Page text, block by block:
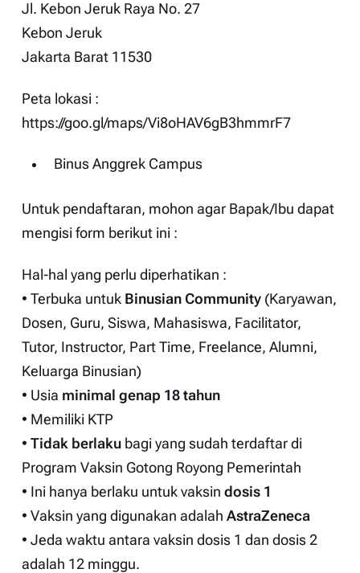
Jl. Kebon Jeruk Raya No. 27
Kebon Jeruk
Jakarta Barat 11530
Peta lokasi :
https://goo.gl/maps/Vi8oHAV6gB3hmmrF7
Binus Anggrek Campus
Untuk pendaftaran, mohon agar Bapak/Ibu dapat
mengisi form berikut ini :
Hal-hal yang perlu diperhatikan :
• Terbuka untuk Binusian Community(Karyawan,
Dosen, Guru, Siswa, Mahasiswa, Facilitator,
Tutor, Instructor, Part Time, Freelance, Alumni,
Keluarga Binusian)
• Usia minimal genap 18 tahun
• Memiliki KTP
• Tidak berlakubagi yang sudah terdaftar di
Program Vaksin Gotong Royong Pemerintah
• Ini hanya berlaku untuk vaksin dosis 1
• Vaksin yang digunakan adalah AstraZeneca
• Jeda waktu antara vaksin dosis 1 dan dosis 2
adalah 12 minggu.